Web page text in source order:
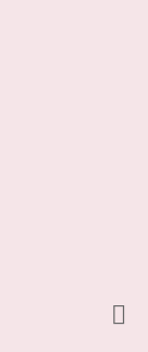
